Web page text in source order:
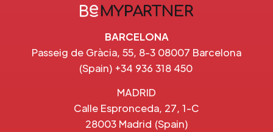
BARCELONA
Passeig de Gràcia, 55, 8-3 08007 Barcelona
(Spain) +34 936 318 450
MADRID
Calle Espronceda, 27, 1-C
28003 Madrid (Spain)